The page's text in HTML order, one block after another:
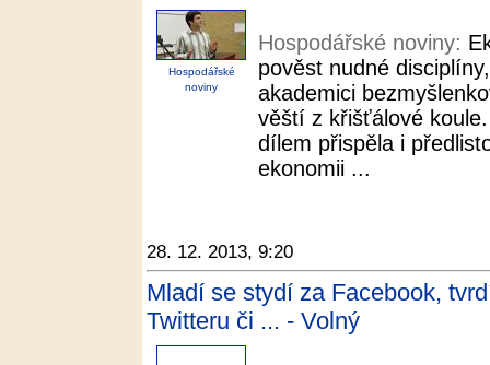
Hospodářské
noviny
Hospodářské noviny:
pověst nudné
akademici
věští z křišťálové
dílem přispěla i
ekonomii ...
28. 12. 2013, 9:20
Mladí se stydí za Facebook,
Twitteru či ... - Volný